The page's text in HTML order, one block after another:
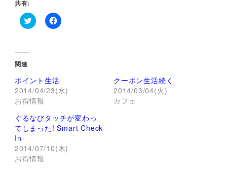
共有:
ク
し
て
T
i
t
t
e
r
で
共
有
(
し
い
ウ
F
で
共
有
に
は
ク
リ
ク
し
関連
ポイント生活
2014/04/23(水)
お得情報
クーポン生活続く
2014/03/04(火)
カフェ
ぐるなびタッチが変わっ
てしまった! Smart Check
In
2014/07/10(木)
お得情報